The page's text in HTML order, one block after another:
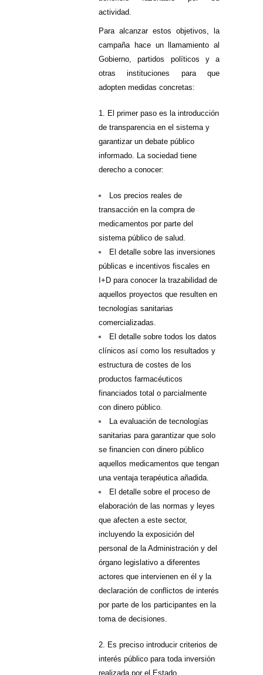
actividad.
Para alcanzar estos objetivos, la
campaña hace un llamamiento al
Gobierno, partidos políticos y a
otras instituciones para que
adopten medidas concretas:
1. El primer paso es la introducción
de transparencia en el sistema y
garantizar un debate público
informado. La sociedad tiene
derecho a conocer:
Los precios reales de
transacción en la compra de
medicamentos por parte del
sistema público de salud.
El detalle sobre las inversiones
públicas e incentivos fiscales en
I+D para conocer la trazabilidad de
aquellos proyectos que resulten en
tecnologías sanitarias
comercializadas.
El detalle sobre todos los datos
clínicos así como los resultados y
estructura de costes de los
productos farmacéuticos
financiados total o parcialmente
con dinero público.
La evaluación de tecnologías
sanitarias para garantizar que solo
se financien con dinero público
aquellos medicamentos que tengan
una ventaja terapéutica añadida.
El detalle sobre el proceso de
elaboración de las normas y leyes
que afecten a este sector,
incluyendo la exposición del
personal de la Administración y del
órgano legislativo a diferentes
actores que intervienen en él y la
declaración de conflictos de interés
por parte de los participantes en la
toma de decisiones.
2. Es preciso introducir criterios de
interés público para toda inversión
realizada por el Estado,